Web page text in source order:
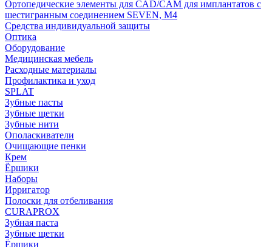
Ортопедические элементы для CAD/CAM для имплантатов с
шестигранным соединением SEVEN, М4
Средства индивидуальной защиты
Оптика
Оборудование
Медицинская мебель
Расходные материалы
Профилактика и уход
SPLAT
Зубные пасты
Зубные щетки
Зубные нити
Ополаскиватели
Очищающие пенки
Крем
Ёршики
Наборы
Ирригатор
Полоски для отбеливания
CURAPROX
Зубная паста
Зубные щетки
Ёршики